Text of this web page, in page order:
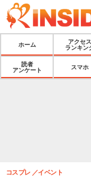
ホーム
アクセス
ランキン
読者
アンケート
スマホ
コスプレ イベント